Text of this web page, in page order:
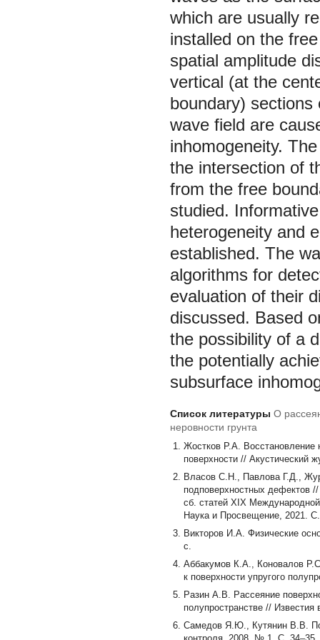
which are usually
installed on the
spatial amplitude
vertical (at the
boundary)
wave field are
inhomogeneity.
the intersection of
from the free
studied.
heterogeneity and
established. The
algorithms for
evaluation of their
discussed. Based
the possibility of a
the potentially
subsurface
Список литературы О
неровности грунта
Жостков Р.А. Восстановление
поверхности // Акустический
Власов С.Н., Павлова Г.Д.,
подповерхностных дефектов
сб. статей XIX
Наука и Просвещение, 2021.
Викторов И.А. Физические
с.
Аббакумов К.А., Коновалов
к поверхности упругого
Разин А.В. Рассеяние
полупространстве //
Самедов Я.Ю., Кутянин В.В.